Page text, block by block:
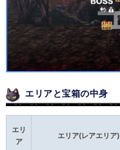
エリアと宝箱の中身
エリ
ア
エリア(レアエリア)